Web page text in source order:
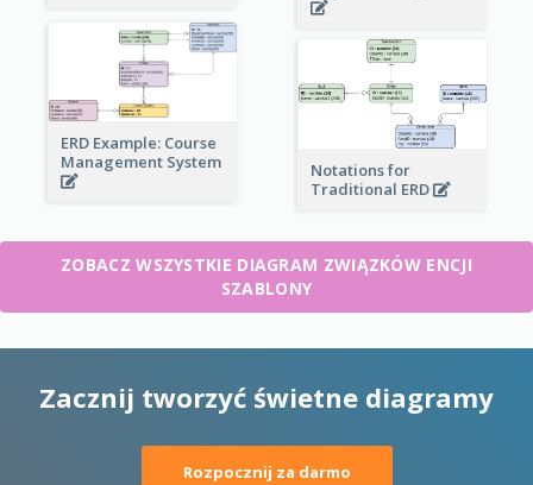
ERD Example: Course
Management System
Notations for
Traditional ERD
ZOBACZ WSZYSTKIE DIAGRAM ZWIĄZKÓW ENCJI
SZABLONY
Zacznij tworzyć świetne diagramy
Rozpocznij za darmo